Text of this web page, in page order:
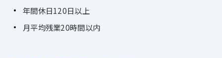
年間休日120日以上
月平均残業20時間以内